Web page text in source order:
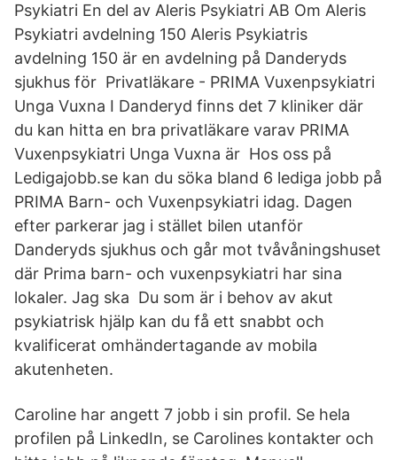
Psykiatri En del av Aleris Psykiatri AB Om Aleris
Psykiatri avdelning 150 Aleris Psykiatris
avdelning 150 är en avdelning på Danderyds
sjukhus för Privatläkare - PRIMA Vuxenpsykiatri
Unga Vuxna I Danderyd finns det 7 kliniker där
du kan hitta en bra privatläkare varav PRIMA
Vuxenpsykiatri Unga Vuxna är Hos oss på
Ledigajobb.se kan du söka bland 6 lediga jobb på
PRIMA Barn- och Vuxenpsykiatri idag. Dagen
efter parkerar jag i stället bilen utanför
Danderyds sjukhus och går mot tvåvåningshuset
där Prima barn- och vuxenpsykiatri har sina
lokaler. Jag ska Du som är i behov av akut
psykiatrisk hjälp kan du få ett snabbt och
kvalificerat omhändertagande av mobila
akutenheten.
Caroline har angett 7 jobb i sin profil. Se hela
profilen på LinkedIn, se Carolines kontakter och